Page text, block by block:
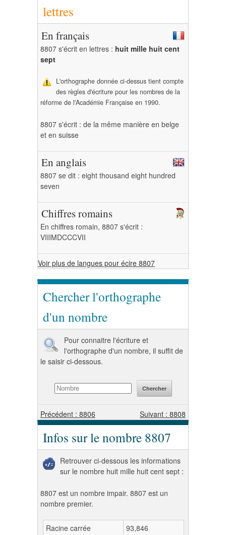
lettres
En français
8807 s'écrit en lettres : huit mille huit cent
sept
L'orthographe donnée ci-dessus tient compte
des règles d'écriture pour les nombres de la
réforme de l'Académie Française en 1990.
8807 s'écrit : de la même manière en belge
et en suisse
En anglais
8807 se dit : eight thousand eight hundred
seven
Chiffres romains
En chiffres romain, 8807 s'écrit :
VIIIMDCCCVII
Voir plus de langues pour écire 8807
Chercher l'orthographe
d'un nombre
Pour connaitre l'écriture et
l'orthographe d'un nombre, il suffit de
le saisir ci-dessous.
Précédent : 8806 Suivant : 8808
Infos sur le nombre 8807
Retrouver ci-dessous les informations
sur le nombre huit mille huit cent sept :
8807 est un nombre impair. 8807 est un
nombre premier.
Racine carrée
93,846